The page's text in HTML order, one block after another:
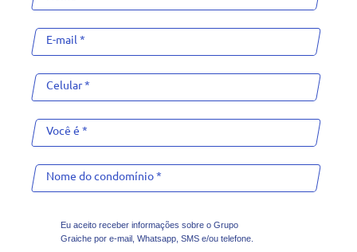
Eu aceito receber informações sobre o Grupo
Graiche por e-mail, Whatsapp, SMS e/ou telefone.